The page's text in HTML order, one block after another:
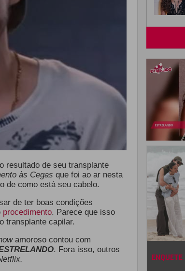
resultado de seu transplante
às Cegas que foi ao ar nesta
de como está seu cabelo.
de ter boas condições
procedimento. Parece que isso
transplante capilar.
amoroso contou com
. Fora isso, outros
ENQUETE